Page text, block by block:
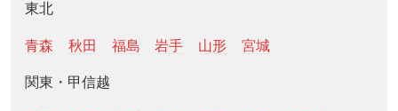
東北
青森 秋田 福島 岩手 山形 宮城
関東・甲信越